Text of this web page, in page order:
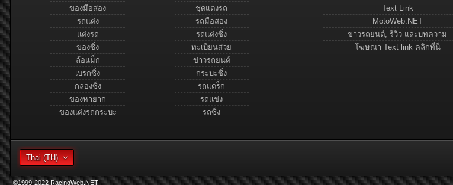
ของมือสอง
รถแต่ง
แต่งรถ
ของซิ่ง
ล้อแม็ก
เบรกซิ่ง
กล่องซิ่ง
ของหายาก
ของแต่งรถกระบะ
ชุดแต่งรถ
รถมือสอง
รถแต่งซิ่ง
ทะเบียนสวย
ข่าวรถยนต์
กระบะซิ่ง
รถแดร็ก
รถแข่ง
รถซิ่ง
Text Link
MotoWeb.NET
ข่าวรถยนต์, รีวิว และบทความ
โฆษณา Text link คลิกที่นี่
Thai (TH)
©1999-2022 RacingWeb.NET